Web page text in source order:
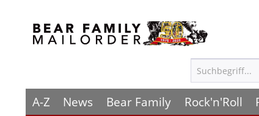
A-Z News Bear Family Rock'n'Roll